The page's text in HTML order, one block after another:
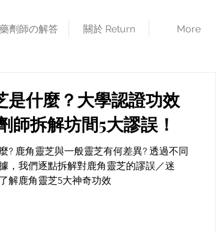
藥劑師の解答 關於 Return More
是什麼？大學認證功效
師拆解坊間5大謬誤！
過不同
，我們逐點拆解對鹿角靈芝的謬誤／迷
解鹿角靈芝5大神奇功效